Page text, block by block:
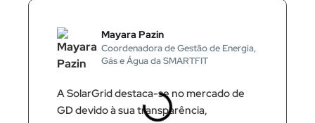
Mayara Pazin
Coordenadora de Gestão de Energia,
Gás e Água da SMARTFIT
A SolarGrid destaca-se no mercado de
GD devido à sua transparência,